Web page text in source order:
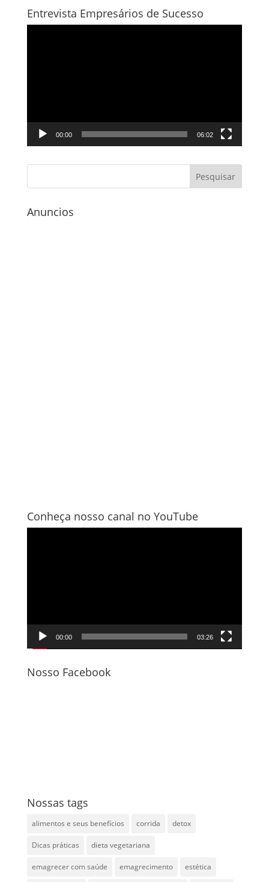
Entrevista Empresários de Sucesso
00:00 06:02
Anuncios
Conheça nosso canal no YouTube
00:00 03:26
Nosso Facebook
Nossas tags
alimentos e seus benefícios corrida detox
Dicas práticas dieta vegetariana
emagrecer com saúde emagrecimento estética